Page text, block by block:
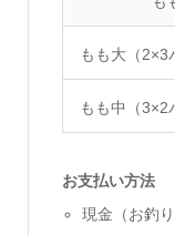
もも大（2×3
もも中（3×2
お支払い方法
現金（お釣